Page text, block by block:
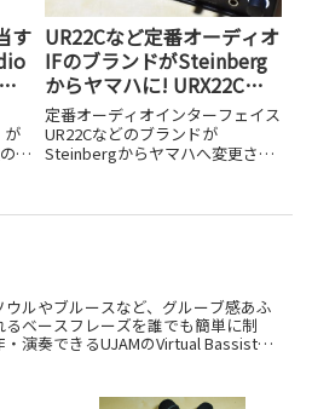
す
が
経
UR22Cなど定番オーディオ
IFのブランドがSteinberg
からヤマハに! URX22Cや
UR22MK3など品番も変更
定番オーディオインターフェイス
UR22Cなどのブランドが
Steinbergからヤマハへ変更され
ます。
ウルやブルースなど、グルーブ感あふ
るベースフレーズを誰でも簡単に制
・演奏できるUJAMのVirtual Bassist